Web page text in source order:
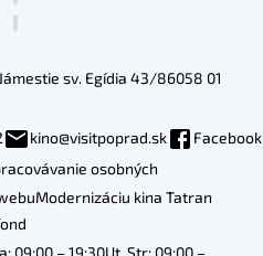
sv. Egídia 43/86058 01
kino@visitpoprad.sk Facebook
osobných
Modernizáciu kina Tatran